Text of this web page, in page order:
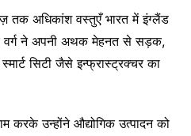
अधिकांश वस्तुएँ भारत में इंग्लैंड
वर्ग ने अपनी अथक मेहनत से सड़क,
सिटी जैसे इन्फ्रास्ट्रक्चर का
करके उन्होंने औद्योगिक उत्पादन को